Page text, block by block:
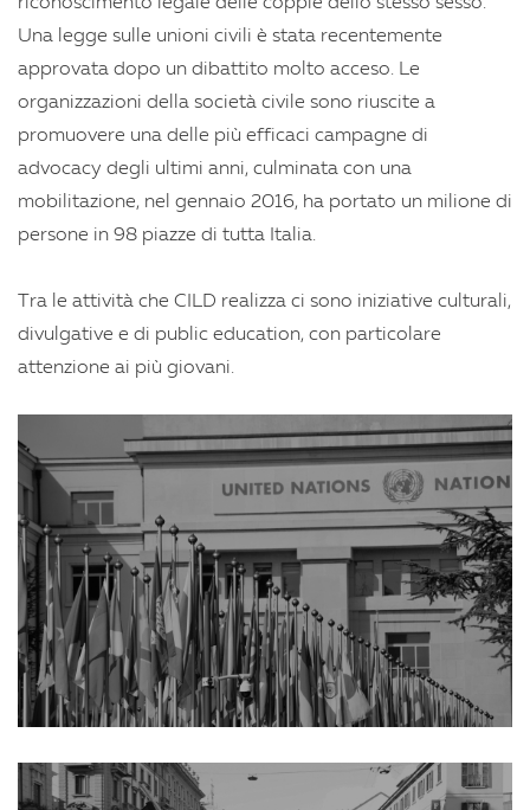
Una legge sulle unioni civili è stata recentemente
approvata dopo un dibattito molto acceso. Le
organizzazioni della società civile sono riuscite a
promuovere una delle più efficaci campagne di
advocacy degli ultimi anni, culminata con una
mobilitazione, nel gennaio 2016, ha portato un milione di
persone in 98 piazze di tutta Italia.
Tra le attività che CILD realizza ci sono iniziative culturali,
divulgative e di public education, con particolare
attenzione ai più giovani.